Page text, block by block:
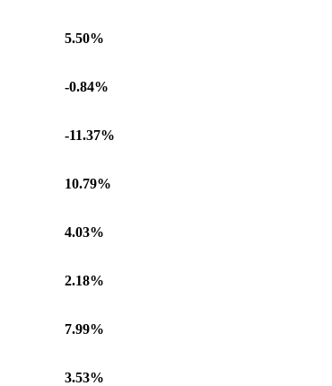
5.50%
-0.84%
-11.37%
10.79%
4.03%
2.18%
7.99%
3.53%